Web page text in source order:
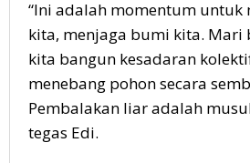
“Ini adalah momentum untuk
kita, menjaga bumi kita. Mari
kita bangun kesadaran
menebang pohon secara
Pembalakan liar adalah
tegas Edi.